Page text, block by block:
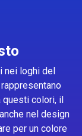
nei loghi del
questi colori, il
nel design
per un colore